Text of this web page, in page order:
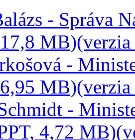
- Správa
MB)
-
MB)
-
4,72 MB)